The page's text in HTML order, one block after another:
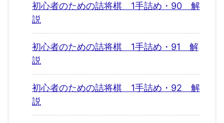
初心者のための詰将棋 1手詰め・90 解
説
初心者のための詰将棋 1手詰め・91 解
説
初心者のための詰将棋 1手詰め・92 解
説